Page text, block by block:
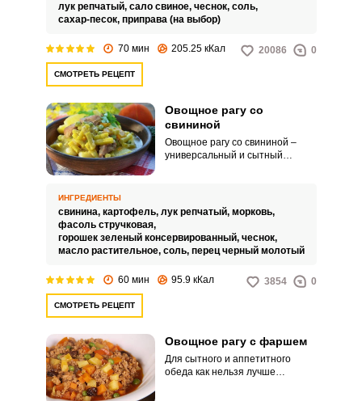
лук репчатый, сало свиное, чеснок, соль,
сахар-песок, приправа (на выбор)
70 мин 205.25 кКал 20086 0
СМОТРЕТЬ РЕЦЕПТ
Овощное рагу со
свининой
Овощное рагу со свининой –
универсальный и сытный
дополнительно готовить гарнир.
ИНГРЕДИЕНТЫ
свинина, картофель, лук репчатый, морковь,
фасоль стручковая,
горошек зеленый консервированный, чеснок,
масло растительное, соль, перец черный молотый
60 мин 95.9 кКал 3854 0
СМОТРЕТЬ РЕЦЕПТ
Овощное рагу с фаршем
Для сытного и аппетитного
обеда как нельзя лучше